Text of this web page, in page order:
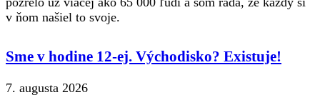
v ňom našiel to svoje.
Sme v hodine 12-ej. Východisko? Existuje!
7. augusta 2026